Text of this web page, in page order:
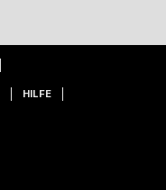
HILFE